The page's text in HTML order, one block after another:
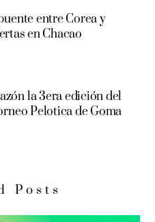
entre Corea y
en Chacao
la 3era edición del
Pelotica de Goma
Posts